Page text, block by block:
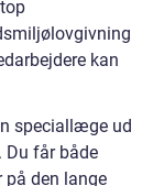
kan
speciallæge ud
Du får både
på den lange